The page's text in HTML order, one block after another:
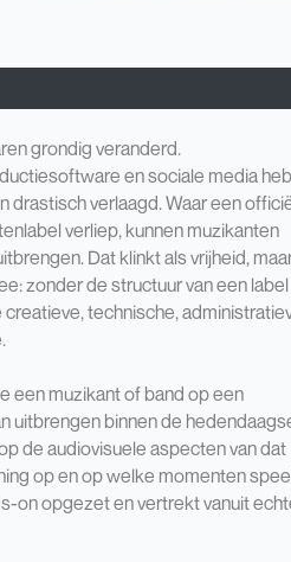
grondig veranderd.
en sociale media
verlaagd. Waar een
verliep, kunnen muzikanten
Dat klinkt als vrijheid,
zonder de structuur van een label
technische,
een muzikant of band op een
uitbrengen binnen de
de audiovisuele aspecten van dat
op en op welke momenten
on opgezet en vertrekt vanuit